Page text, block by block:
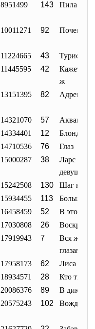
8951499 143 Пила 4
10011271 92 Почему я
11224665 43
Туристас
11445595 42
Кажется,
ж
13151395 82
14321070 57
14334401 12
14710536 76
Глаз
15000287 38
Ларс и
девушка
15242508 130
Шаг
15934455 113
Большие
16458459 52
В это
17030808 26
17919943 7
Вся
глазами
17958173 62
Лиса и
18934571 28
Кто твой
20086376 89
В диких
20575243 102